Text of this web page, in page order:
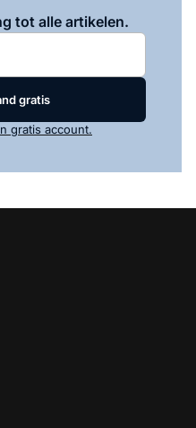
tot alle artikelen.
gratis
gratis account.